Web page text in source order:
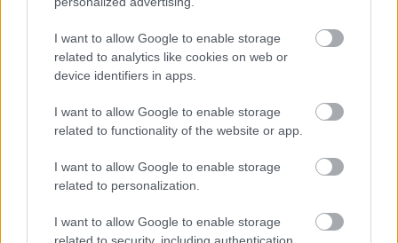
I want to allow Google to enable storage
related to analytics like cookies on web or
device identifiers in apps.
I want to allow Google to enable storage
related to functionality of the website or app.
I want to allow Google to enable storage
related to personalization.
I want to allow Google to enable storage
10.30– 11.15 mesedramatizálás: mini
próbafolyamat miniknek (téli kert)
11.00– 11.45 mesterségóra 2. Tóth Gézával:
improvizáció, szituáció, játék (stúdió)
11.00– 12.00 színházcsinálók* 2: jelenetek
színpadra vitele teljes technikai apparátussal
(próbaterem)
11.00– 13.30 Újratervezés-társasjáték*: 6